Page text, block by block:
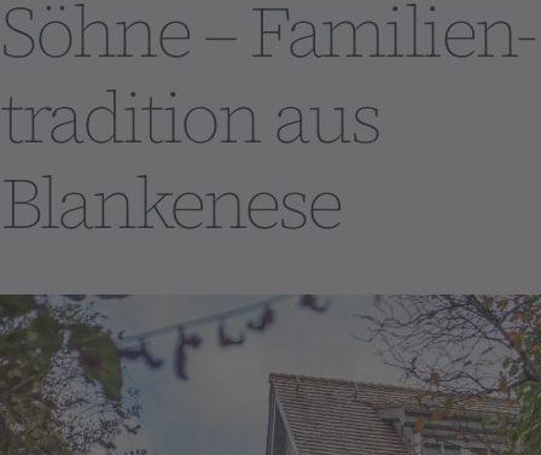
Söhne – Familien­
tradition aus
Blankenese